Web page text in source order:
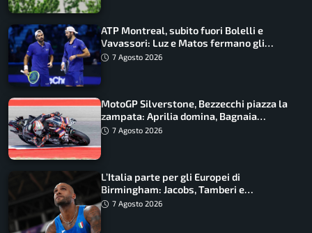
ATP Montreal, subito fuori Bolelli e
Vavassori: Luz e Matos fermano gli
azzurri
7 Agosto 2026
MotoGP Silverstone, Bezzecchi piazza la
zampata: Aprilia domina, Bagnaia
costretto al Q1
7 Agosto 2026
L’Italia parte per gli Europei di
Birmingham: Jacobs, Tamberi e
Battocletti guidano una spedizione
7 Agosto 2026